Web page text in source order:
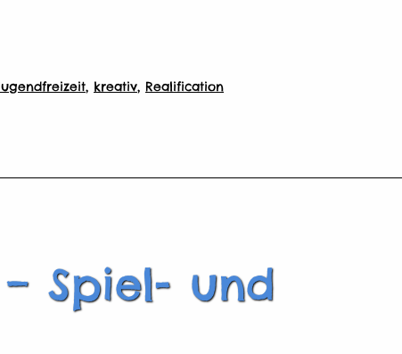
, kreativ, Realification
Spiel- und